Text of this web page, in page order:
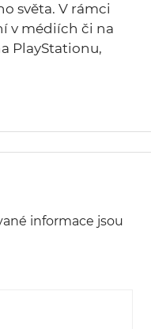
světa. V rámci
v médiích či na
PlayStationu,
informace jsou